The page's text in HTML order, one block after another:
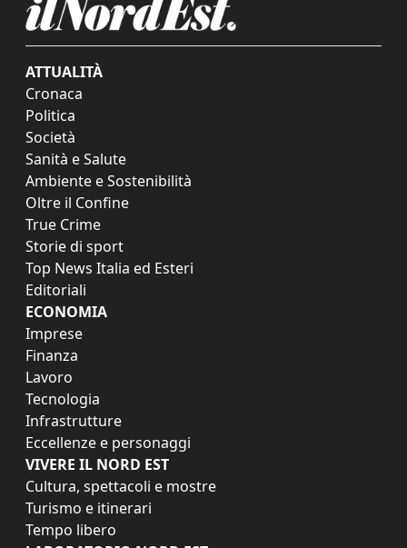
ATTUALITÀ
Cronaca
Politica
Società
Sanità e Salute
Ambiente e Sostenibilità
Oltre il Confine
True Crime
Storie di sport
Top News Italia ed Esteri
Editoriali
ECONOMIA
Imprese
Finanza
Lavoro
Tecnologia
Infrastrutture
Eccellenze e personaggi
VIVERE IL NORD EST
Cultura, spettacoli e mostre
Turismo e itinerari
Tempo libero